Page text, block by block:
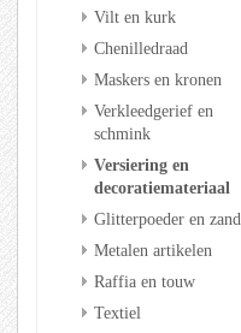
Vilt en kurk
Chenilledraad
Maskers en kronen
Verkleedgerief en
schmink
Versiering en
decoratiemateriaal
Glitterpoeder en zand
Metalen artikelen
Raffia en touw
Textiel